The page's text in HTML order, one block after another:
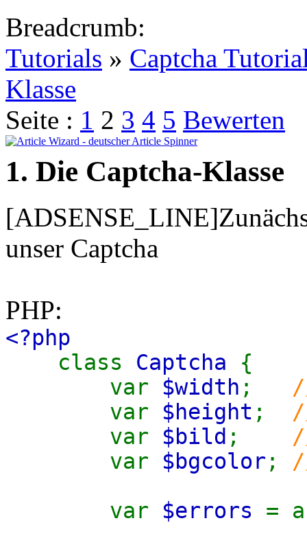
Breadcrumb:
Tutorials » Captcha
Klasse
Seite : 1 2 3 4 5 Bewerten
1. Die Captcha-Klasse
unser Captcha
PHP:
<?php
class Captcha {
var $width ;
var $height ;
var $bild ;
var $bgcolor ;
var $errors =